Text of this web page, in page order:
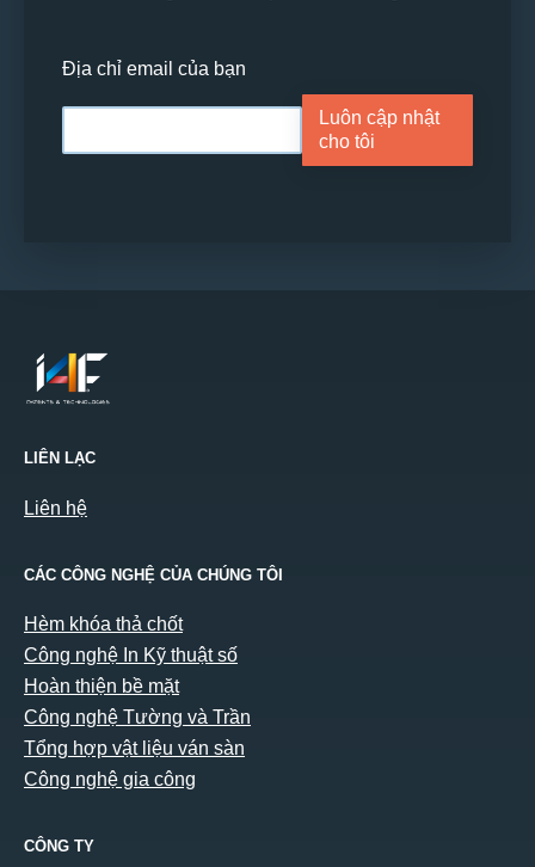
Địa chỉ email của bạn
Luôn cập nhật
cho tôi
LIÊN LẠC
Liên hệ
CÁC CÔNG NGHỆ CỦA CHÚNG TÔI
Hèm khóa thả chốt
Công nghệ In Kỹ thuật số
Hoàn thiện bề mặt
Công nghệ Tường và Trần
Tổng hợp vật liệu ván sàn
Công nghệ gia công
CÔNG TY